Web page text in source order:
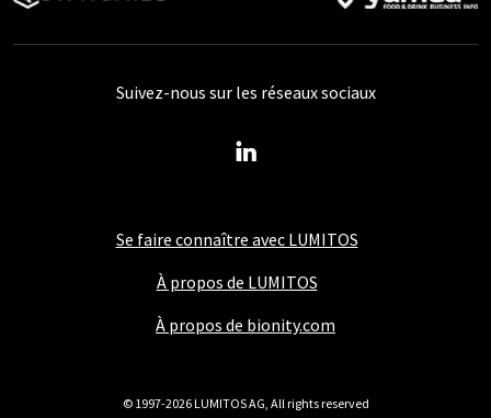
Se faire connaître avec LUMITOS
À propos de LUMITOS
À propos de bionity.com
Suivez-nous sur les réseaux sociaux
© 1997-2026 LUMITOS AG, All rights reserved